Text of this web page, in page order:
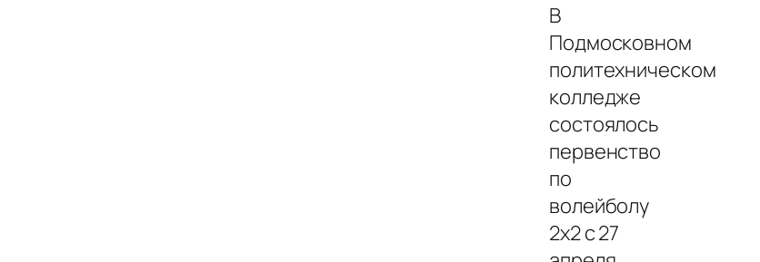
В
Подмосковном
политехническом
колледже
состоялось
первенство
по
волейболу
2х2 с 27